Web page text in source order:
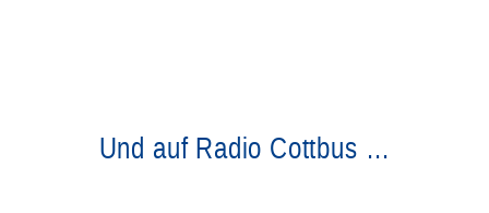
Und auf Radio Cottbus …